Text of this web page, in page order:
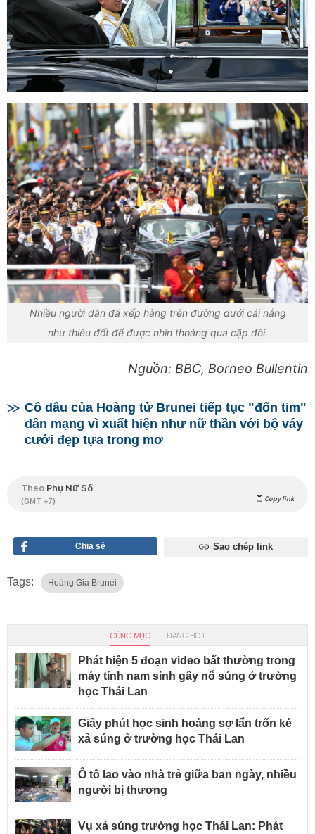
Nhiều người dân đã xếp hàng trên đường dưới cái nắng
như thiêu đốt để được nhìn thoáng qua cặp đôi.
Nguồn: BBC, Borneo Bullentin
Cô dâu của Hoàng tử Brunei tiếp tục "đốn tim"
dân mạng vì xuất hiện như nữ thần với bộ váy
cưới đẹp tựa trong mơ
Theo Phụ Nữ Số
(GMT +7) Copy link
Chia sẻ Sao chép link
Tags: Hoàng Gia Brunei
CÙNG MỤC ĐANG HOT
Phát hiện 5 đoạn video bất thường trong
máy tính nam sinh gây nổ súng ở trường
học Thái Lan
Giây phút học sinh hoảng sợ lẩn trốn kẻ
xả súng ở trường học Thái Lan
Ô tô lao vào nhà trẻ giữa ban ngày, nhiều
người bị thương
Vụ xả súng trường học Thái Lan: Phát